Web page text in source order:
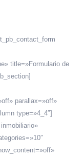
title=»Formulario de
parallax=»off»
type=»4_4″]